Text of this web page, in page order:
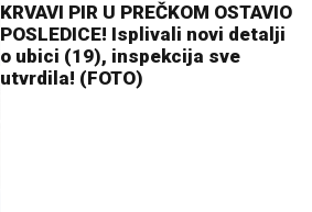
KRVAVI PIR U PREČKOM OSTAVIO
POSLEDICE! Isplivali novi detalji
o ubici (19), inspekcija sve
utvrdila! (FOTO)